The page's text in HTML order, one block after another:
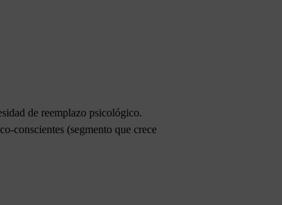
de reemplazo psicológico.
conscientes (segmento que crece